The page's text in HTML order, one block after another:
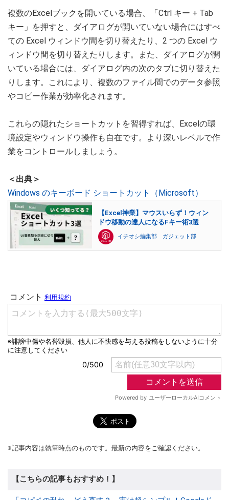
複数のExcelブックを開いている場合、「Ctrl キー + Tab
キー」を押すと、ダイアログが開いていない場合にはすべ
ての Excel ウィンドウ間を切り替えたり、2 つの Excel ウ
ィンドウ間を切り替えたりします。また、ダイアログが開
いている場合には、ダイアログ内の次のタブに切り替えた
りします。これにより、複数のファイル間でのデータ参照
やコピー作業が効率化されます。
これらの隠れたショートカットを習得すれば、Excelの環
境設定やウィンドウ操作も自在です。より深いレベルで作
業をコントロールしましょう。
＜出典＞
Windows のキーボード ショートカット（Microsoft）
【Excel神業】マウスいらず！ウィン
ドウ移動の達人になるFキー術3選
イチオシ編集部 ガジェット部
※記事内容は執筆時点のものです。最新の内容をご確認ください。
【こちらの記事もおすすめ！】